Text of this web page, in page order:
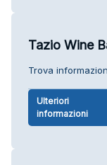
Tazio Wine
Trova
Ulteriori
informazioni